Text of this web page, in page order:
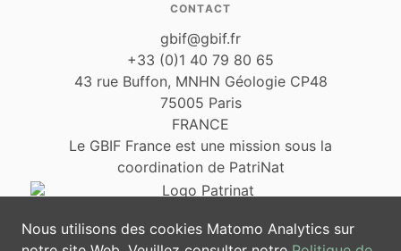
Nous utilisons des cookies Matomo Analytics sur
CONTACT
gbif@gbif.fr
+33 (0)1 40 79 80 65
43 rue Buffon, MNHN Géologie CP48
75005 Paris
FRANCE
Le GBIF France est une mission sous la
coordination de PatriNat